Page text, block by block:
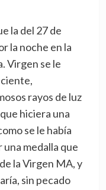
la del 27 de
la noche en la
Virgen se le
rayos de luz
hiciera una
se le había
medalla que
la Virgen MA, y
sin pecado